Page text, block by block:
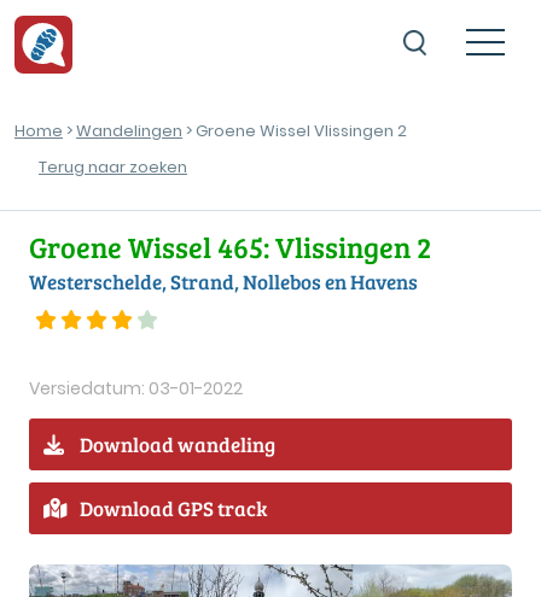
Home >Wandelingen > Groene Wissel Vlissingen 2
Terug naar zoeken
Groene Wissel 465: Vlissingen 2
Westerschelde, Strand, Nollebos en Havens
Versiedatum: 03-01-2022
Download wandeling
Download GPS track